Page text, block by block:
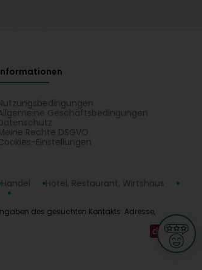
Geschäftsbedingungen
Rechte DSGVO
Einstellungen
Handel
Hotel, Restaurant, Wirtshaus
des gesuchten Kontakts: Adresse,